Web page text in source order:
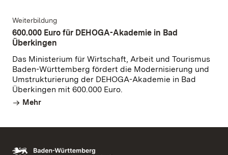
Weiterbildung
600.000 Euro für DEHOGA-Akademie in Bad
Überkingen
Das Ministerium für Wirtschaft, Arbeit und Tourismus
Baden-Württemberg fördert die Modernisierung und
Umstrukturierung der DEHOGA-Akademie in Bad
Überkingen mit 600.000 Euro.
Mehr